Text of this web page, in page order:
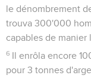
le dénombrement
trouva 300'000
capables de manier
6 Il enrôla encore
pour 3 tonnes